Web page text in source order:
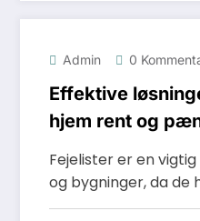
Admin 0
Effektive
hjem rent og
Fejelister er en
og bygninger, da